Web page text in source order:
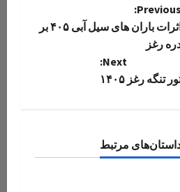
P
Previous:
اثرات باران های سیل آبی ۴۰۵ بر
رغز
Next:
تنگه رغز ۱۴۰۵
مرتبط
دره های ایران